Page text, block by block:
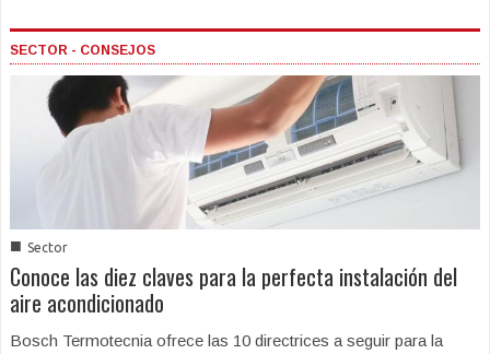
SECTOR - CONSEJOS
■ Sector
Conoce las diez claves para la perfecta instalación del
aire acondicionado
Bosch Termotecnia ofrece las 10 directrices a seguir para la